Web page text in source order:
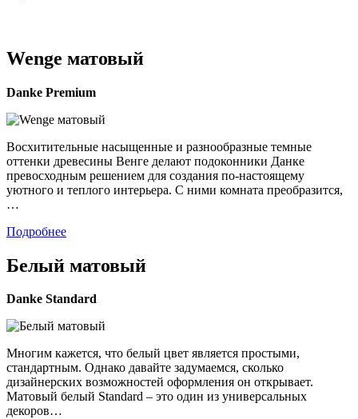
Wenge матовый
Danke Premium
Восхитительные насыщенные и разнообразные темные
оттенки древесины Венге делают подоконники Данке
превосходным решением для создания по-настоящему
уютного и теплого интерьера. С ними комната преобразится,
…
Подробнее
Белый матовый
Danke Standard
Многим кажется, что белый цвет является простыми,
стандартным. Однако давайте задумаемся, сколько
дизайнерских возможностей оформления он открывает.
Матовый белый Standard – это один из универсальных
декоров…